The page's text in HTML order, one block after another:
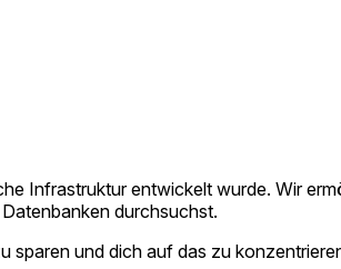
Infrastruktur entwickelt wurde. Wir
durchsuchst.
und dich auf das zu